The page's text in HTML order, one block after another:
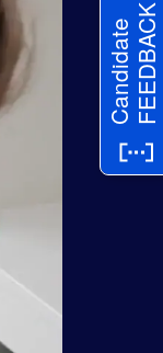
CandidateFEEDBACK